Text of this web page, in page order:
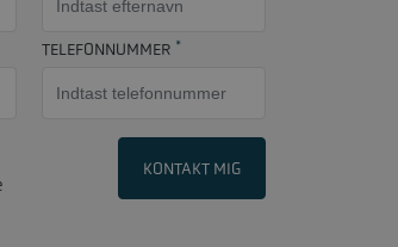
TELEFONNUMMER *
KONTAKT MIG